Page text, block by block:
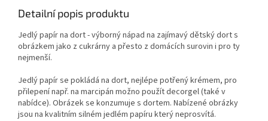
Detailní popis produktu
Jedlý papír na dort - výborný nápad na zajímavý dětský dort s
obrázkem jako z cukrárny a přesto z domácích surovin i pro ty
nejmenší.
Jedlý papír se pokládá na dort, nejlépe potřený krémem, pro
přilepení např. na marcipán možno použít decorgel (také v
nabídce). Obrázek se konzumuje s dortem. Nabízené obrázky
jsou na kvalitním silném jedlém papíru který neprosvítá.